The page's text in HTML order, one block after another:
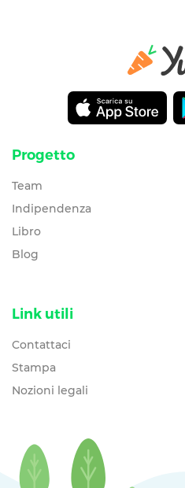
Progetto
Team
Indipendenza
Libro
Blog
Link utili
Contattaci
Stampa
Nozioni legali